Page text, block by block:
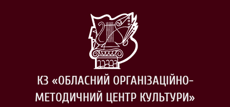
КЗ «ОБЛАСНИЙ ОРГАНІЗАЦІЙНО-
МЕТОДИЧНИЙ ЦЕНТР КУЛЬТУРИ»